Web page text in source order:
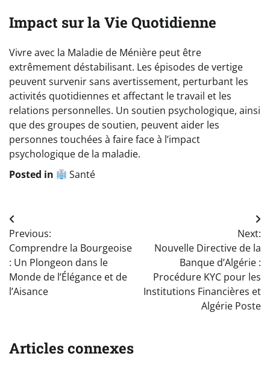
Impact sur la Vie Quotidienne
Vivre avec la Maladie de Ménière peut être
extrêmement déstabilisant. Les épisodes de vertige
peuvent survenir sans avertissement, perturbant les
activités quotidiennes et affectant le travail et les
relations personnelles. Un soutien psychologique, ainsi
que des groupes de soutien, peuvent aider les
personnes touchées à faire face à l’impact
psychologique de la maladie.
Posted in
Santé
Navigation
de
l’article
Previous:
Comprendre la Bourgeoise
: Un Plongeon dans le
Monde de l’Élégance et de
l’Aisance
Next:
Nouvelle Directive de la
Banque d’Algérie :
Procédure KYC pour les
Institutions Financières et
Algérie Poste
Articles connexes